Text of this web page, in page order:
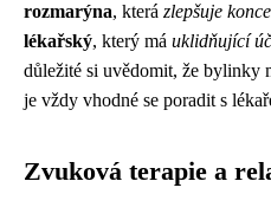
rozmarýna, která zlepšuje
lékařský, který má uklidňující
důležité si uvědomit, že bylinky
je vždy vhodné se poradit s
Zvuková terapie a